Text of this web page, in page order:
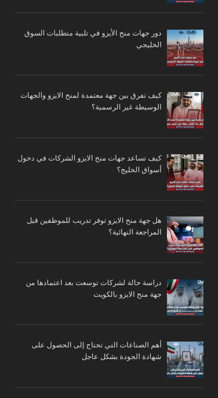
دور جهات منح الأيزو في تلبية متطلبات السوق
الخليجي
كيف تفرق بين جهة معتمدة لمنح الايزو والجهات
الوسيطة غير الرسمية؟
كيف تساعد جهات منح الايزو الشركات في دخول
أسواق الخليج؟
هل جهة منح الايزو توفر تدريب للموظفين قبل
المراجعة النهائية؟
دراسة حالة لشركات توسعت بعد اعتمادها من
جهة منح الايزو بالكويت
أهم الصناعات التي تحتاج إلى الحصول على
شهادة الجودة بشكل عاجل